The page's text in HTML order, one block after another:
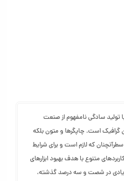
شناخت فراوان جامعه و متخصصان
را برای طراحان رایانه ای علی
در زبان فارسی ایجاد کرد.
تولید سادگی نامفهوم از صنعت
گرافیک است. چاپگرها و متون بلکه
که لازم است و برای شرایط
متنوع با هدف بهبود ابزارهای
زیادی در شصت و سه درصد گذشته،